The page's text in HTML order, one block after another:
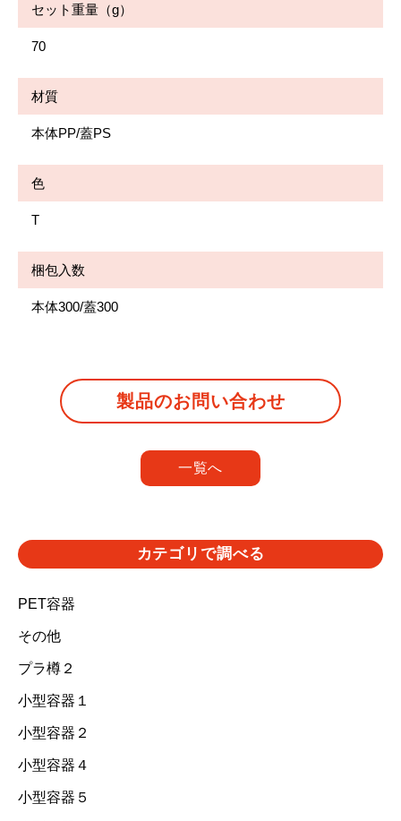
セット重量（g）
70
材質
本体PP/蓋PS
色
T
梱包入数
本体300/蓋300
製品のお問い合わせ
一覧へ
カテゴリで調べる
PET容器
その他
プラ樽２
小型容器１
小型容器２
小型容器４
小型容器５